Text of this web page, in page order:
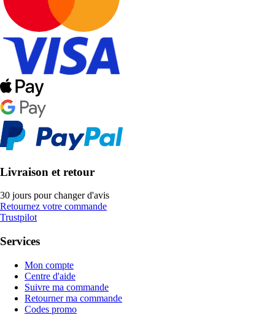
Livraison et retour
30 jours pour changer d'avis
Retournez votre commande
Trustpilot
Services
Mon compte
Centre d'aide
Suivre ma commande
Retourner ma commande
Codes promo